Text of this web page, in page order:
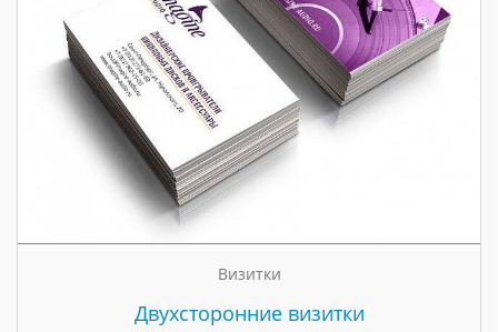
Визитки
Двухсторонние визитки